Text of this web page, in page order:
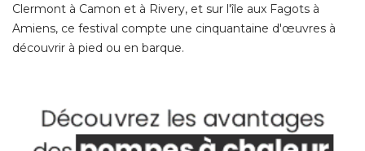
Clermont à Camon et à Rivery, et sur l'île aux Fagots à
Amiens, ce festival compte une cinquantaine d'œuvres à
découvrir à pied ou en barque.